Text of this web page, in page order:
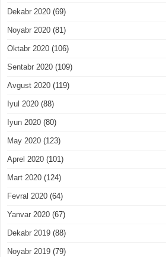
Dekabr 2020 (69)
Noyabr 2020 (81)
Oktabr 2020 (106)
Sentabr 2020 (109)
Avgust 2020 (119)
Iyul 2020 (88)
Iyun 2020 (80)
May 2020 (123)
Aprel 2020 (101)
Mart 2020 (124)
Fevral 2020 (64)
Yanvar 2020 (67)
Dekabr 2019 (88)
Noyabr 2019 (79)